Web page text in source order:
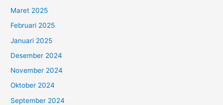
Maret 2025
Februari 2025
Januari 2025
Desember 2024
November 2024
Oktober 2024
September 2024